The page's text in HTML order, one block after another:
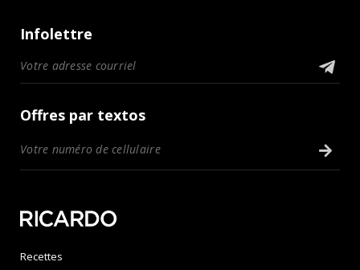
Infolettre
Offres par textos
Recettes